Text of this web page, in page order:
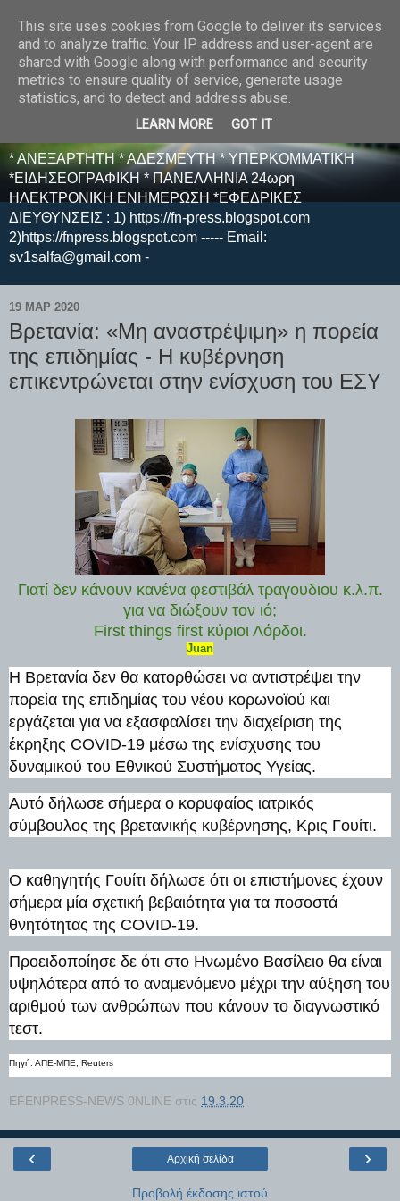
E F E N P R E S S -
ΗΛΕΚΤΡΟΝΙΚΗ
ΕΦΗΜΕΡΙΔΑ
* ΑΝΕΞΑΡΤΗΤΗ * ΑΔΕΣΜΕΥΤΗ * ΥΠΕΡΚΟΜΜΑΤΙΚΗ
*ΕΙΔΗΣΕΟΓΡΑΦΙΚΗ * ΠΑΝΕΛΛΗΝΙΑ 24ωρη
ΗΛΕΚΤΡΟΝΙΚΗ ΕΝΗΜΕΡΩΣΗ *ΕΦΕΔΡΙΚΕΣ
ΔΙΕΥΘΥΝΣΕΙΣ : 1) https://fn-press.blogspot.com
2)https://fnpress.blogspot.com ----- Email:
sv1salfa@gmail.com -
19 ΜΑΡ 2020
Βρετανία: «Μη αναστρέψιμη» η πορεία
της επιδημίας - Η κυβέρνηση
επικεντρώνεται στην ενίσχυση του ΕΣΥ
Γιατί δεν κάνουν κανένα φεστιβάλ τραγουδιου κ.λ.π.
για να διώξουν τον ιό;
First things first κύριοι Λόρδοι.
Juan
Η Βρετανία δεν θα κατορθώσει να αντιστρέψει την
πορεία της επιδημίας του νέου κορωνοϊού και
εργάζεται για να εξασφαλίσει την διαχείριση της
έκρηξης COVID-19 μέσω της ενίσχυσης του
δυναμικού του Εθνικού Συστήματος Υγείας.
Αυτό δήλωσε σήμερα ο κορυφαίος ιατρικός
σύμβουλος της βρετανικής κυβέρνησης, Κρις Γουίτι.
Ο καθηγητής Γουίτι δήλωσε ότι οι επιστήμονες έχουν
σήμερα μία σχετική βεβαιότητα για τα ποσοστά
θνητότητας της COVID-19.
Προειδοποίησε δε ότι στο Ηνωμένο Βασίλειο θα είναι
υψηλότερα από το αναμενόμενο μέχρι την αύξηση του
αριθμού των ανθρώπων που κάνουν το διαγνωστικό
τεστ.
Πηγή: ΑΠΕ-ΜΠΕ, Reuters
EFENPRESS-NEWS 0NLINE στις 19.3.20
‹ ›
Αρχική σελίδα
Προβολή έκδοσης ιστού
This site uses cookies from Google to deliver its services
and to analyze traffic. Your IP address and user-agent are
shared with Google along with performance and security
metrics to ensure quality of service, generate usage
statistics, and to detect and address abuse.
LEARN MORE GOT IT